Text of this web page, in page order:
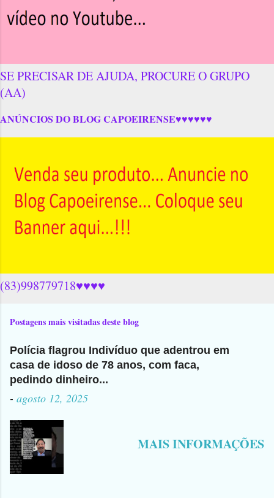
SE PRECISAR DE AJUDA, PROCURE O GRUPO
(AA)
ANÚNCIOS DO BLOG CAPOEIRENSE♥♥♥♥♥♥
(83)998779718♥♥♥♥
Postagens mais visitadas deste blog
Polícia flagrou Indivíduo que adentrou em
casa de idoso de 78 anos, com faca,
pedindo dinheiro...
- agosto 12, 2025
MAIS INFORMAÇÕES